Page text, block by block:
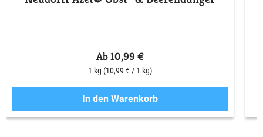
Ab 10,99 €
1 kg (10,99 € / 1 kg)
In den Warenkorb